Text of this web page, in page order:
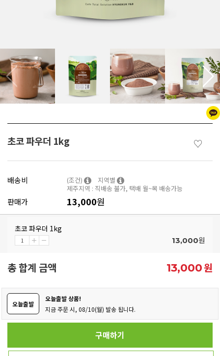
초코 파우더 1kg ♡
배송비 (조건)
지역별
제주지역 : 직배송 불가, 택배 월~목 배송가능
판매가 13,000원
초코 파우더 1kg
13,000원
총 합계 금액 13,000원
오늘출발
오늘출발 상품!
지금 주문 시, 08/10(월) 발송 됩니다.
구매하기